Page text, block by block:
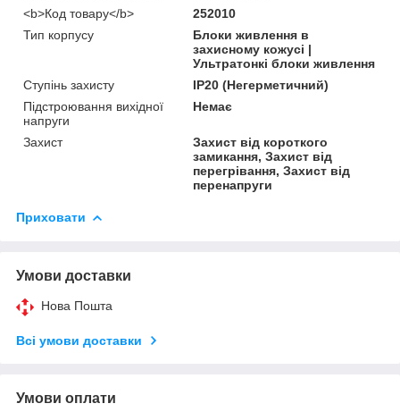
<b>Код товару</b>
252010
Тип корпусу
Блоки живлення в
захисному кожусі |
Ультратонкі блоки живлення
Ступінь захисту
IP20 (Негерметичний)
Підстроювання вихідної
напруги
Немає
Захист
Захист від короткого
замикання, Захист від
перегрівання, Захист від
перенапруги
Приховати
Умови доставки
Нова Пошта
Всі умови доставки
Умови оплати